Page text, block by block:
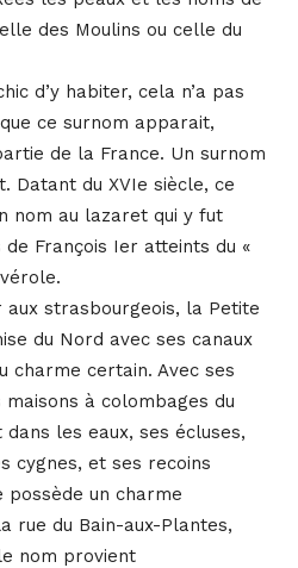
des Moulins ou celle du
d’y habiter, cela n’a pas
ce surnom apparait,
de la France. Un surnom
Datant du XVIe siècle, ce
nom au lazaret qui y fut
François Ier atteints du «
strasbourgeois, la Petite
du Nord avec ses canaux
charme certain. Avec ses
à colombages du
les eaux, ses écluses,
cygnes, et ses recoins
un charme
rue du Bain-aux-Plantes,
nom provient